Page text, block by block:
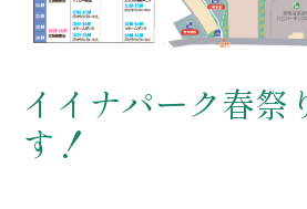
イイナパーク春祭
す！